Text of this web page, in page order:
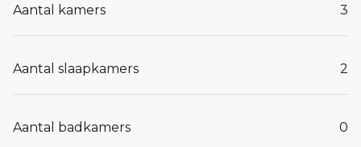
Aantal kamers 3
Aantal slaapkamers 2
Aantal badkamers 0